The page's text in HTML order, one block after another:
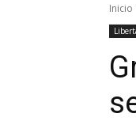
Inicio